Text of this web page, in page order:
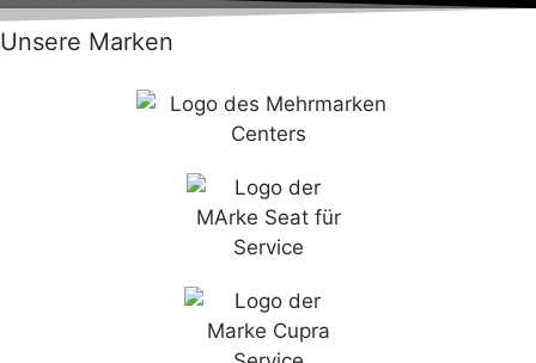
Unsere Marken